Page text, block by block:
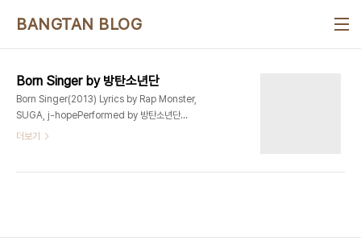
BANGTAN BLOG
Born Singer by 방탄소년단
Born Singer(2013) Lyrics by Rap Monster,
SUGA, j-hopePerformed by 방탄소년단
Original Track - J.Cole - Born Sinner (정
더보기